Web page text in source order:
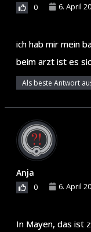
0 6. April
ich hab mir mein
beim arzt ist es
Als beste Antwort
Anja
0 6. April
In Mayen, das ist